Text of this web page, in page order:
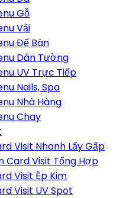
Gỗ
Vải
Để Bàn
Dán Tường
UV Trực Tiếp
Nails, Spa
Nhà Hàng
Chay
Visit Nhanh Lấy Gấp
Card Visit Tổng Hợp
Visit Ép Kim
Visit UV Spot